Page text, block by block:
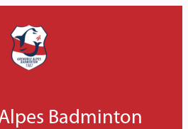
Badminton